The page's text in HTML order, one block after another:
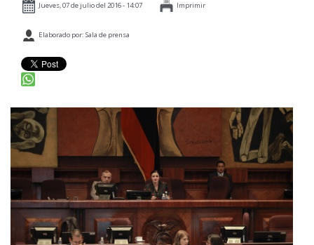
PRENSA
PARTICIPACIÓN
RELACIONES INTERNACIONALES
AGENDA
Jueves, 07 de julio del 2016 - 14:07 Imprimir
Elaborado por: Sala de prensa